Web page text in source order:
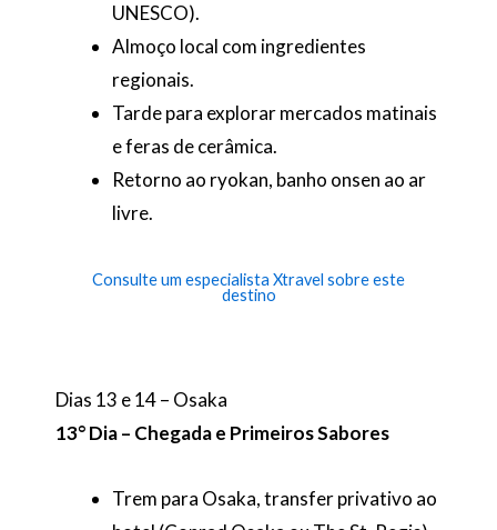
UNESCO).
Almoço local com ingredientes
regionais.
Tarde para explorar mercados matinais
e feras de cerâmica.
Retorno ao ryokan, banho onsen ao ar
livre.
Consulte um especialista Xtravel sobre este
destino
Dias 13 e 14 – Osaka
13° Dia – Chegada e Primeiros Sabores
Trem para Osaka, transfer privativo ao